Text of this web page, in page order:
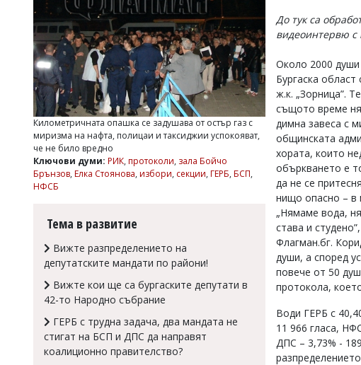
Управители:
Веселин
Василев,
v.vasilev@flagman.bg
Касабова,
k.kassabova@flagman.bg
Главен
редактор:
office@flagman.bg
Коментарите
въвеждат
читателите
Километричната опашка се задушава от остър газ с
миризма на нафта, полицаи и таксиджии успокояват,
че не било вредно
Ключови думи: РИК, протоколи, зала Бойчо
Брънзов, Елка Стоянова, избори, секции, ГЕРБ, БСП,
НФСБ
Тема в развитие
Вижте разпределението на
депутатските мандати по райони!
Вижте кои ще са бургаските депутати в
42-то Народно събрание
ГЕРБ с трудна задача, два мандата не
стигат на БСП и ДПС да направят
коалиционно правителство?
До тук са
видеоинтервю с
Около 2000 души
Бургаска
ж.к. „Зорница”.
същото време
димна завеса с
общинската
хората, които
объркването е
да не се
нищо опасно – в
„Нямаме вода,
става и
Флагман.бг.
души, а според
повече от 50
протокола,
Води ГЕРБ с
11 966 гласа,
ДПС – 3,73% -